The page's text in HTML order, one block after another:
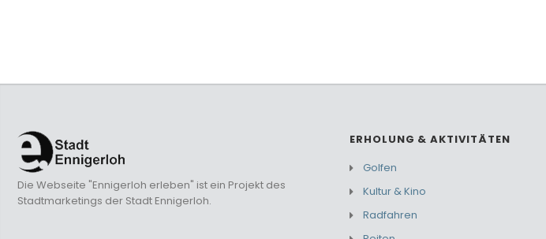
Die Webseite "Ennigerloh erleben" ist ein Projekt des
Stadtmarketings der Stadt Ennigerloh.
ERHOLUNG & AKTIVITÄTEN
Golfen
Kultur & Kino
Radfahren